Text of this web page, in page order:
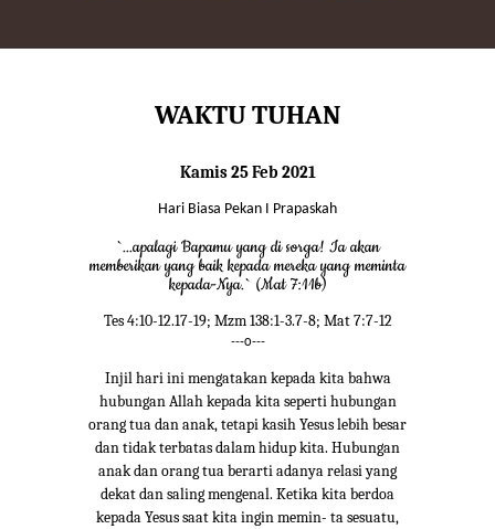
WAKTU TUHAN
Kamis 25 Feb 2021
Hari Biasa Pekan I Prapaskah
`...apalagi Bapamu yang di sorga! Ia akan
memberikan yang baik kepada mereka yang meminta
kepada-Nya.` (Mat 7:11b)
Tes 4:10-12.17-19; Mzm 138:1-3.7-8; Mat 7:7-12
---o---
Injil hari ini mengatakan kepada kita bahwa
hubungan Allah kepada kita seperti hubungan
orang tua dan anak, tetapi kasih Yesus lebih besar
dan tidak terbatas dalam hidup kita. Hubungan
anak dan orang tua berarti adanya relasi yang
dekat dan saling mengenal. Ketika kita berdoa
kepada Yesus saat kita ingin memin- ta sesuatu,